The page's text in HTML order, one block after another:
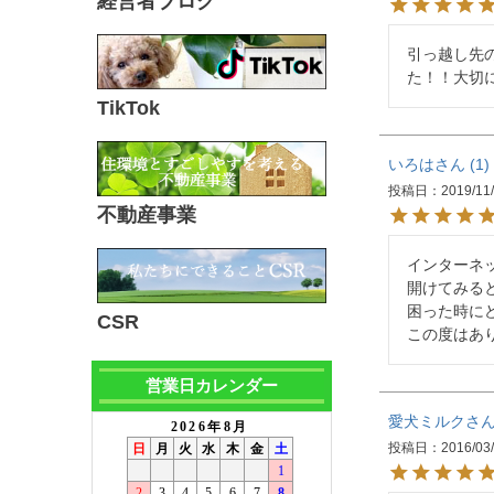
TikTok
不動産事業
CSR
営業日カレンダー
引っ越し先
た！！大切
いろは 1
投稿日 2019/
インターネ
開けてみる
困った時に
この度はあ
愛犬ミルク
投稿日 2016/